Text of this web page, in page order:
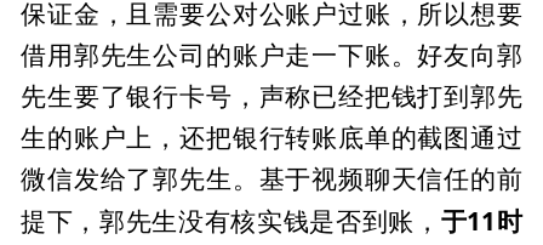
保证金，且需要公对公账户过账，所以想要
借用郭先生公司的账户走一下账。好友向郭
先生要了银行卡号，声称已经把钱打到郭先
生的账户上，还把银行转账底单的截图通过
微信发给了郭先生。基于视频聊天信任的前
提下，郭先生没有核实钱是否到账， 于11时